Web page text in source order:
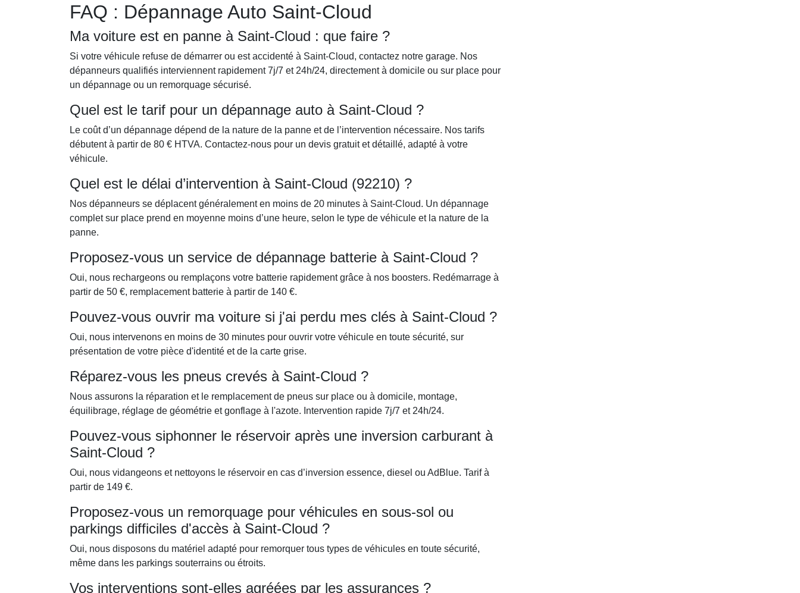
FAQ : Dépannage Auto Saint-Cloud
Ma voiture est en panne à Saint-Cloud : que faire ?
Si votre véhicule refuse de démarrer ou est accidenté à Saint-Cloud, contactez notre garage. Nos
dépanneurs qualifiés interviennent rapidement 7j/7 et 24h/24, directement à domicile ou sur place pour
un dépannage ou un remorquage sécurisé.
Quel est le tarif pour un dépannage auto à Saint-Cloud ?
Le coût d’un dépannage dépend de la nature de la panne et de l’intervention nécessaire. Nos tarifs
débutent à partir de 80 € HTVA. Contactez-nous pour un devis gratuit et détaillé, adapté à votre
véhicule.
Quel est le délai d’intervention à Saint-Cloud (92210) ?
Nos dépanneurs se déplacent généralement en moins de 20 minutes à Saint-Cloud. Un dépannage
complet sur place prend en moyenne moins d’une heure, selon le type de véhicule et la nature de la
panne.
Proposez-vous un service de dépannage batterie à Saint-Cloud ?
Oui, nous rechargeons ou remplaçons votre batterie rapidement grâce à nos boosters. Redémarrage à
partir de 50 €, remplacement batterie à partir de 140 €.
Pouvez-vous ouvrir ma voiture si j'ai perdu mes clés à Saint-Cloud ?
Oui, nous intervenons en moins de 30 minutes pour ouvrir votre véhicule en toute sécurité, sur
présentation de votre pièce d'identité et de la carte grise.
Réparez-vous les pneus crevés à Saint-Cloud ?
Nous assurons la réparation et le remplacement de pneus sur place ou à domicile, montage,
équilibrage, réglage de géométrie et gonflage à l'azote. Intervention rapide 7j/7 et 24h/24.
Pouvez-vous siphonner le réservoir après une inversion carburant à
Saint-Cloud ?
Oui, nous vidangeons et nettoyons le réservoir en cas d’inversion essence, diesel ou AdBlue. Tarif à
partir de 149 €.
Proposez-vous un remorquage pour véhicules en sous-sol ou
parkings difficiles d'accès à Saint-Cloud ?
Oui, nous disposons du matériel adapté pour remorquer tous types de véhicules en toute sécurité,
même dans les parkings souterrains ou étroits.
Vos interventions sont-elles agréées par les assurances ?